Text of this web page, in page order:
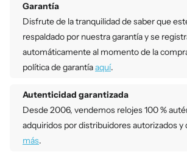
Garantía
Disfrute de la tranquilidad de saber que
respaldado por nuestra garantía y se
automáticamente al momento de la
política de garantíaaquí.
Autenticidad garantizada
Desde 2006, vendemos relojes 100 %
adquiridos por distribuidores autorizados y
más.